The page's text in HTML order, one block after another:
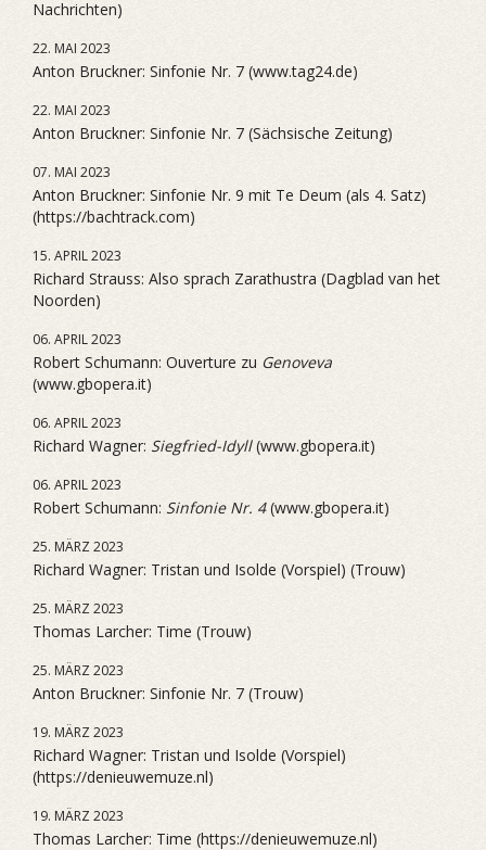
Nachrichten)
22. MAI 2023
Anton Bruckner: Sinfonie Nr. 7 (www.tag24.de)
22. MAI 2023
Anton Bruckner: Sinfonie Nr. 7 (Sächsische Zeitung)
07. MAI 2023
Anton Bruckner: Sinfonie Nr. 9 mit Te Deum (als 4. Satz)
(https://bachtrack.com)
15. APRIL 2023
Richard Strauss: Also sprach Zarathustra (Dagblad van het
Noorden)
06. APRIL 2023
Robert Schumann: Ouverture zu Genoveva
(www.gbopera.it)
06. APRIL 2023
Richard Wagner: Siegfried-Idyll(www.gbopera.it)
06. APRIL 2023
Robert Schumann: Sinfonie Nr. 4(www.gbopera.it)
25. MÄRZ 2023
Richard Wagner: Tristan und Isolde (Vorspiel) (Trouw)
25. MÄRZ 2023
Thomas Larcher: Time (Trouw)
25. MÄRZ 2023
Anton Bruckner: Sinfonie Nr. 7 (Trouw)
19. MÄRZ 2023
Richard Wagner: Tristan und Isolde (Vorspiel)
(https://denieuwemuze.nl)
19. MÄRZ 2023
Thomas Larcher: Time (https://denieuwemuze.nl)